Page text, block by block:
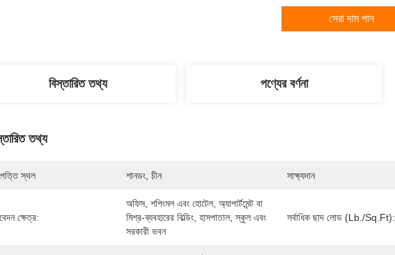
সেরা দাম পান
বিস্তারিত তথ্য পণ্যের বর্ণনা
তথ্য
স্থল শানডং, চীন সাক্ষ্যদান
ক্ষেত্র:
অফিস, শপিংমল এবং হোটেল, অ্যাপার্টমেন্ট বা
মিশ্র-ব্যবহারের বিল্ডিং, হাসপাতাল, স্কুল এবং
সরকারী ভবন
সর্বাধিক ছাদ লোড (lb./sq.ft):